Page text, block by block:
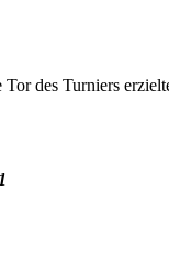
des Turniers